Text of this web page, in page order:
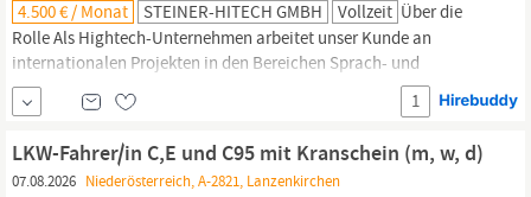
4.500 € / Monat STEINER-HITECH GMBH Vollzeit Über die
Rolle Als Hightech-Unternehmen arbeitet unser Kunde an
internationalen Projekten in den Bereichen Sprach- und
Datenvermittlung für die Flugsicherung, Mobilfunk, VoIP–
Applikationen. Um die Entwicklung weiter voranzubringen,
suchen wir einen erfahrenen
und Struktur Digitalisierungsprojekte vorantreibt. Deine...
1
LKW-Fahrer/in C,E und C95 mit Kranschein (m, w, d)
07.08.2026 Niederösterreich, A-2821, Lanzenkirchen